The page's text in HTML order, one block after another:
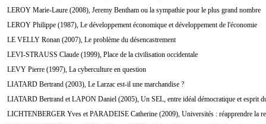
LEROY Marie-Laure (2008), Jeremy Bentham ou la sympathie pour le plus grand nombre
LEROY Philippe (1987), Le développement économique et développement de l'économie
LE VELLY Ronan (2007), Le problème du désencastrement
LEVI-STRAUSS Claude (1999), Place de la civilisation occidentale
LEVY Pierre (1997), La cyberculture en question
LIATARD Bertrand (2003), Le Larzac est-il une marchandise ?
LIATARD Bertrand et LAPON Daniel (2005), Un SEL, entre idéal démocratique et esprit
LICHTENBERGER Yves et PARADEISE Catherine (2009), Universités : réapprendre la